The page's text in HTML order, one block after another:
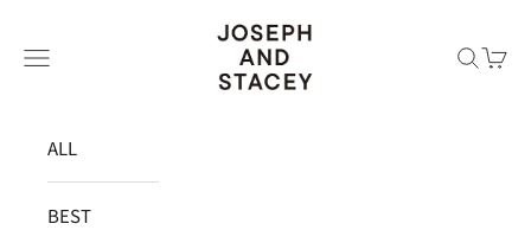
JOSEPH AND STACEY JAPAN
メニュー
検索カー
ALL
BEST